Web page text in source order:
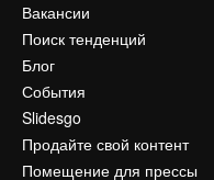
Вакансии
Поиск тенденций
Блог
События
Slidesgo
Продайте свой контент
Помещение для прессы